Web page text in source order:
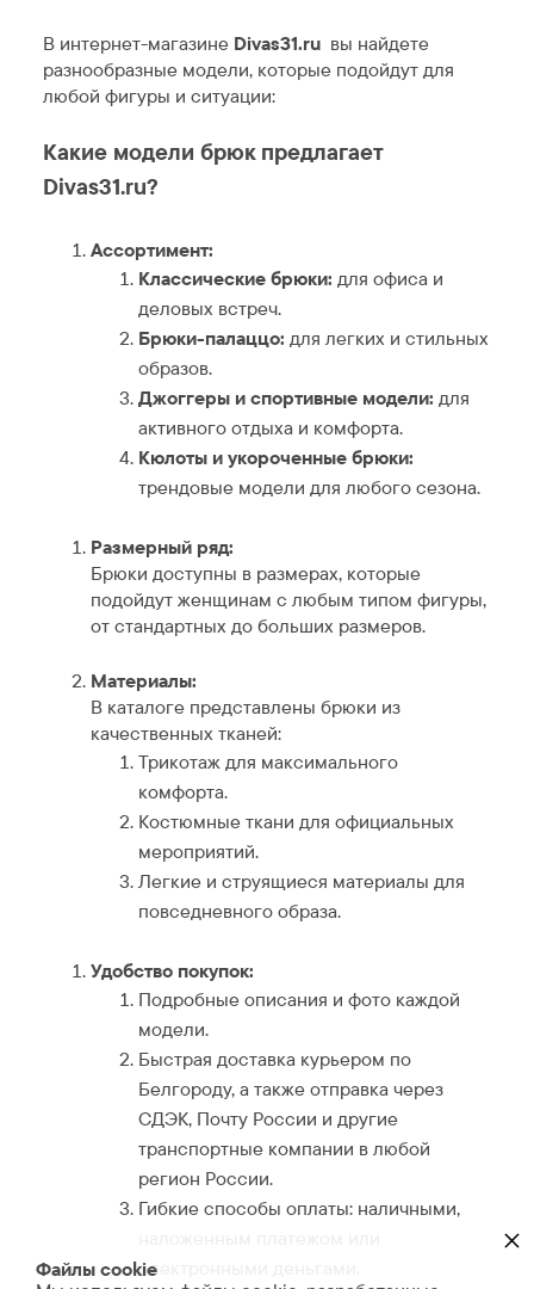
В интернет-магазине Divas31.ru вы найдете
разнообразные модели, которые подойдут для
любой фигуры и ситуации:
Какие модели брюк предлагает
Divas31.ru?
Ассортимент:
Классические брюки: для офиса и
деловых встреч.
Брюки-палаццо: для легких и стильных
образов.
Джоггеры и спортивные модели: для
активного отдыха и комфорта.
Кюлоты и укороченные брюки:
трендовые модели для любого сезона.
Размерный ряд:
Брюки доступны в размерах, которые
подойдут женщинам с любым типом фигуры,
от стандартных до больших размеров.
Материалы:
В каталоге представлены брюки из
качественных тканей:
Трикотаж для максимального
комфорта.
Костюмные ткани для официальных
мероприятий.
Легкие и струящиеся материалы для
повседневного образа.
Удобство покупок:
Подробные описания и фото каждой
модели.
Быстрая доставка курьером по
Белгороду, а также отправка через
СДЭК, Почту России и другие
транспортные компании в любой
регион России.
Гибкие способы оплаты: наличными,
электронными деньгами.
Файлы cookie
×